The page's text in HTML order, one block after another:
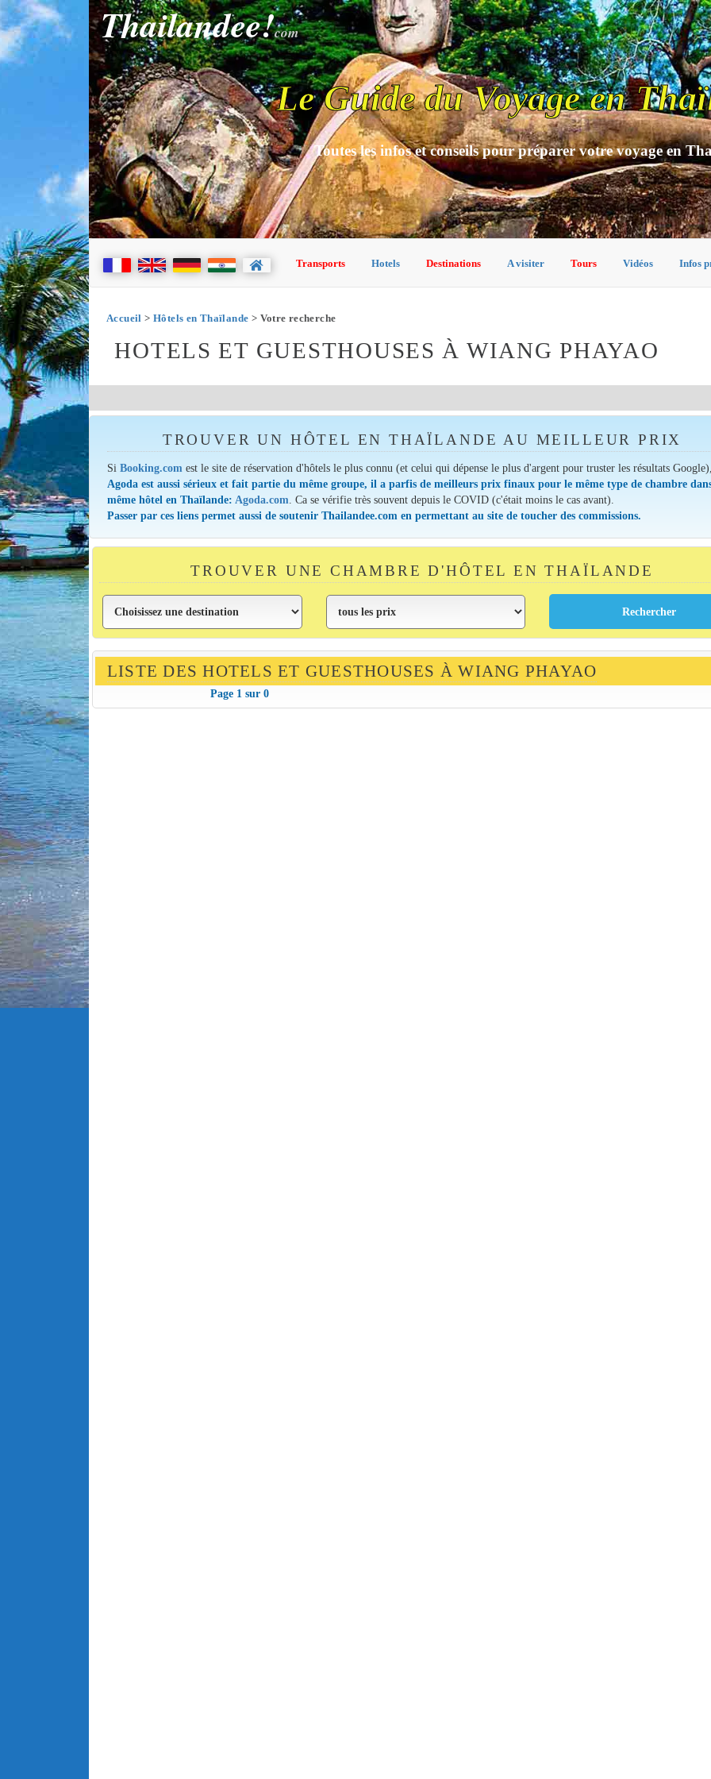
Thailandee!com
Le Guide du Voyage en
Toutes les infos et conseils pour préparer votre voyage en
Transports Hotels Destinations A visiter Tours Vidéos Infos
Accueil > Hôtels en Thaïlande > Votre recherche
HOTELS ET GUESTHOUSES À WIANG PHAYAO
TROUVER UN HÔTEL EN THAÏLANDE AU MEILLEUR PRIX
SiBooking.com est le site de réservation d'hôtels le plus connu (et celui qui dépense le plus d'argent pour truster les résultats Google),
Agoda est aussi sérieux et fait partie du même groupe, il a parfis de meilleurs prix finaux pour le même type de chambre
même hôtel en Thaïlande:Agoda.com. Ca se vérifie très souvent depuis le COVID (c'était moins le cas avant).
Passer par ces liens permet aussi de soutenir Thailandee.com en permettant au site de toucher des commissions.
TROUVER UNE CHAMBRE D'HÔTEL EN THAÏLANDE
LISTE DES HOTELS ET GUESTHOUSES À WIANG PHAYAO
Page 1 sur 0